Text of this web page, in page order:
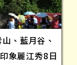
、藍月谷、
象麗江秀8日